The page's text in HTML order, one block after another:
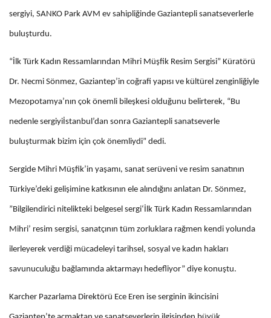
sergiyi, SANKO Park AVM ev sahipliğinde Gaziantepli sanatseverlerle
buluşturdu.
“İlk Türk Kadın Ressamlarından Mihri Müşfik Resim Sergisi” Küratörü
Dr. Necmi Sönmez, Gaziantep’in coğrafi yapısı ve kültürel zenginliğiyle
Mezopotamya’nın çok önemli bileşkesi olduğunu belirterek, “Bu
nedenle sergiyiİstanbul’dan sonra Gaziantepli sanatseverle
buluşturmak bizim için çok önemliydi” dedi.
Sergide Mihri Müşfik’in yaşamı, sanat serüveni ve resim sanatının
Türkiye’deki gelişimine katkısının ele alındığını anlatan Dr. Sönmez,
”Bilgilendirici nitelikteki belgesel sergi‘İlk Türk Kadın Ressamlarından
Mihri’ resim sergisi, sanatçının tüm zorluklara rağmen kendi yolunda
ilerleyerek verdiği mücadeleyi tarihsel, sosyal ve kadın hakları
savunuculuğu bağlamında aktarmayı hedefliyor” diye konuştu.
Karcher Pazarlama Direktörü Ece Eren ise serginin ikincisini